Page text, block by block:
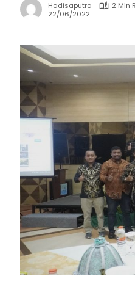
Hadisaputra
2 Min
22/06/2022